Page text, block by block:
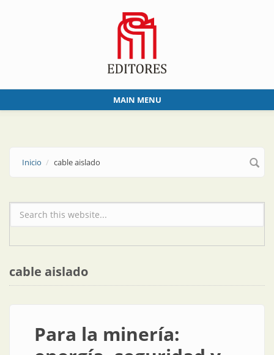
MAIN MENU
Inicio cable aislado
Formulario de búsqueda
cable aislado
Para la minería: